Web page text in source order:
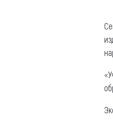
Придорожные кафе